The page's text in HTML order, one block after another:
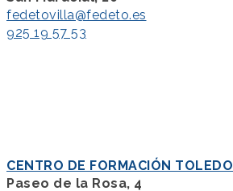
fedetovilla@fedeto.es
925 19 57 53
CENTRO DE FORMACIÓN TOLEDO
Paseo de la Rosa, 4